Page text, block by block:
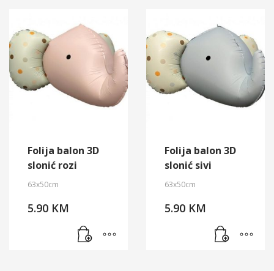
Folija balon 3D
slonić rozi
63x50cm
5.90 KM
Folija balon 3D
slonić sivi
63x50cm
5.90 KM